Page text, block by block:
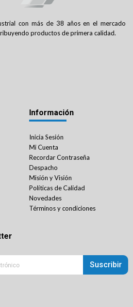
con más de 38 años en el mercado
productos de primera calidad.
Información
Inicia Sesión
Mi Cuenta
Recordar Contraseña
Despacho
Misión y Visión
Políticas de Calidad
Novedades
Términos y condiciones
Suscribir